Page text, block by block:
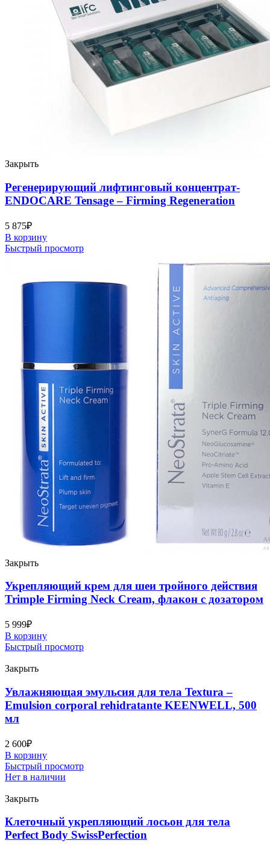
Закрыть
Регенерирующий лифтинговый концентрат-
ENDOCARE Tensage – Firming Regeneration
5 875₽
В корзину
Быстрый просмотр
Закрыть
Укрепляющий крем для шеи тройного действия
Trimple Firming Neck Cream, флакон с дозатором
5 999₽
В корзину
Быстрый просмотр
Закрыть
Увлажняющая эмульсия для тела Textura –
Emulsion corporal rehidratante KEENWELL, 500
мл
2 600₽
В корзину
Быстрый просмотр
Нет в наличии
Закрыть
Клеточный укрепляющий лосьон для тела
Perfect Body SwissPerfection